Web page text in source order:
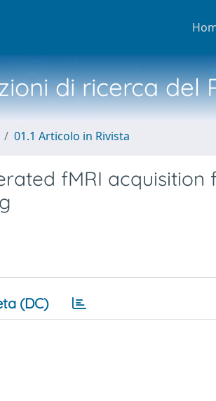
di ricerca del
01.1 Articolo in Rivista
fMRI acquisition
(DC)